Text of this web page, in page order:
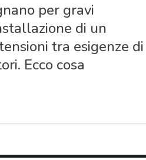
per gravi
di un
tra esigenze di
Ecco cosa